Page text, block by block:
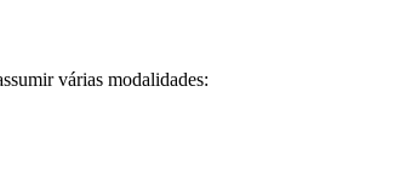
várias modalidades: